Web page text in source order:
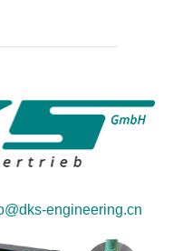
engineering.cn